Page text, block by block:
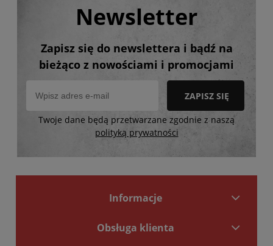
Newsletter
Zapisz się do newslettera i bądź na
bieżąco z nowościami i promocjami
ZAPISZ SIĘ
Twoje dane będą przetwarzane zgodnie z naszą
polityką prywatności
Informacje
Obsługa klienta